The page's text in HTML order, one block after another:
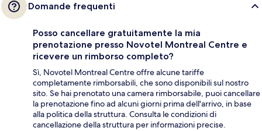
Domande frequenti
Posso cancellare gratuitamente la mia
prenotazione presso Novotel Montreal Centre e
ricevere un rimborso completo?
Sì, Novotel Montreal Centre offre alcune tariffe
completamente rimborsabili, che sono disponibili sul nostro
sito. Se hai prenotato una camera rimborsabile, puoi cancellare
la prenotazione fino ad alcuni giorni prima dell'arrivo, in base
alla politica della struttura. Consulta le condizioni di
cancellazione della struttura per informazioni precise.